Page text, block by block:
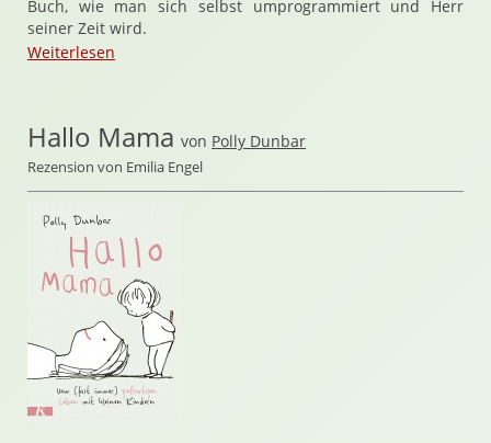
Buch, wie man sich selbst umprogrammiert und Herr
seiner Zeit wird.
Weiterlesen
Hallo Mama von Polly Dunbar
Rezension von Emilia Engel